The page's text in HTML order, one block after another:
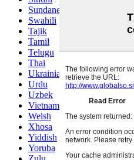
Sundanese
Swahili
Tajik
Tamil
Telugu
Thai
Ukrainian
Urdu
Uzbek
Vietnamese
Welsh
Xhosa
Yiddish
Yoruba